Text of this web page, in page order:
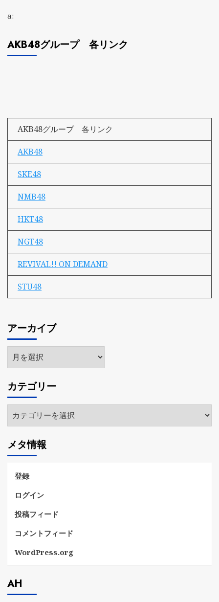
a:
AKB48グループ 各リンク
AKB48グループ 各リンク
AKB48
SKE48
NMB48
HKT48
NGT48
REVIVAL!! ON DEMAND
STU48
アーカイブ
ア
ー
イ
ブ
カテゴリー
テ
リ
ー
メタ情報
登録
ログイン
投稿フィード
コメントフィード
WordPress.org
AH